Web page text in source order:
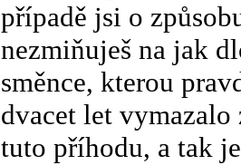
případě jsi o
nezmiňuješ na jak
směnce, kterou
dvacet let
tuto příhodu, a tak